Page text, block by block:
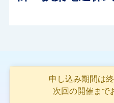
申し込み期間は
次回の開催まで